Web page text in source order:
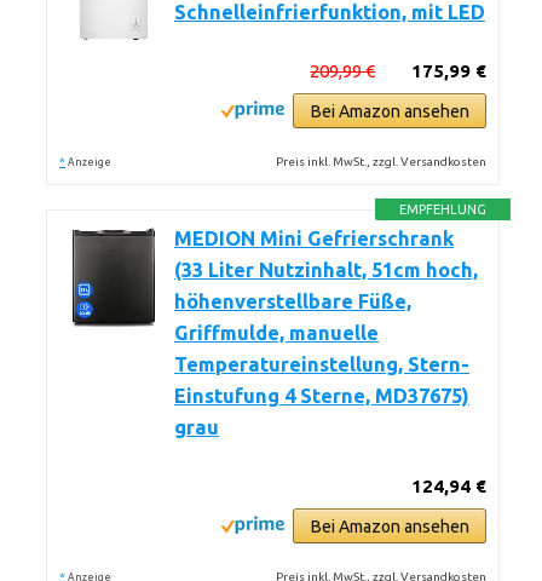
Schnelleinfrierfunktion, mit LED
175,99 €
209,99 €
Bei Amazon ansehen
* Anzeige Preis inkl. MwSt., zzgl. Versandkosten
EMPFEHLUNG
MEDION Mini Gefrierschrank
(33 Liter Nutzinhalt, 51cm hoch,
höhenverstellbare Füße,
Griffmulde, manuelle
Temperatureinstellung, Stern-
Einstufung 4 Sterne, MD37675)
grau
124,94 €
Bei Amazon ansehen
* Anzeige Preis inkl. MwSt., zzgl. Versandkosten